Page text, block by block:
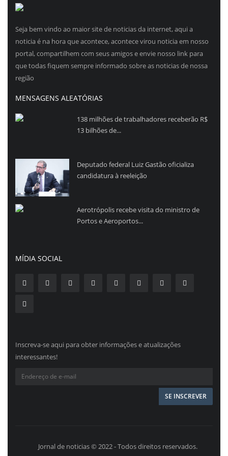
Seja bem vindo ao maior site de noticias da internet, aqui a
noticia é na hora que acontece, acontece virou noticia em nosso
portal, compartilhem com seus amigos e envie nosso link para
que todas fiquem sempre informado sobre as noticias de nossa
região
MENSAGENS ALEATÓRIAS
138 milhões de trabalhadores receberão R$
13 bilhões de...
Deputado federal Luiz Gastão oficializa
candidatura à reeleição
Aerotrópolis recebe visita do ministro de
Portos e Aeroportos...
MÍDIA SOCIAL
Inscreva-se aqui para obter informações e atualizações
interessantes!
Jornal de noticias © 2022 - Todos direitos reservados.